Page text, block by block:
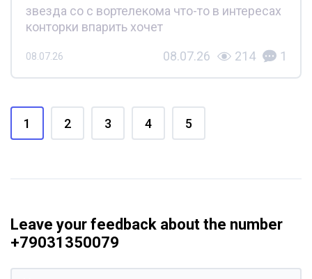
звезда со с вортелекома что-то в интересах
конторки впарить хочет
08.07.26 08.07.26 214 1
1 2 3 4 5
Leave your feedback about the number
+79031350079